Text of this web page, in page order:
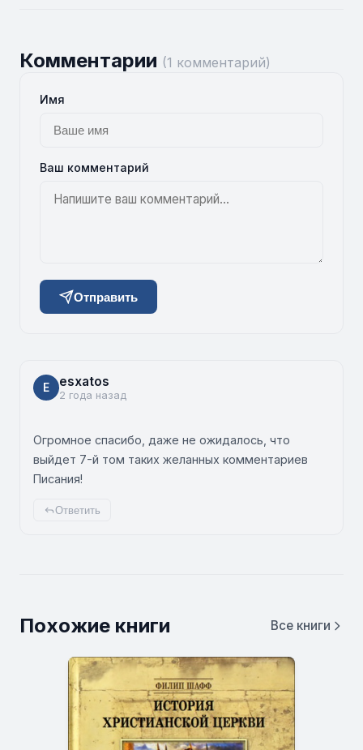
Комментарии (1 комментарий)
Имя
Ваш комментарий
Отправить
E esxatos
2 года назад
Огромное спасибо, даже не ожидалось, что
выйдет 7-й том таких желанных комментариев
Писания!
Ответить
Похожие книги Все книги